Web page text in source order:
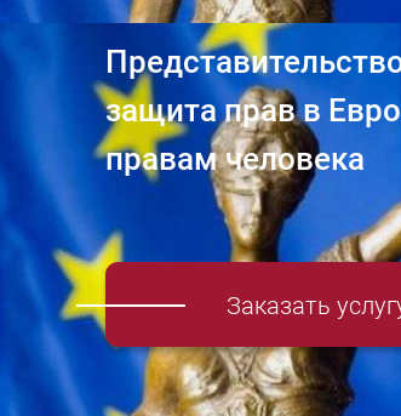
защита прав в
правам человека
Заказать